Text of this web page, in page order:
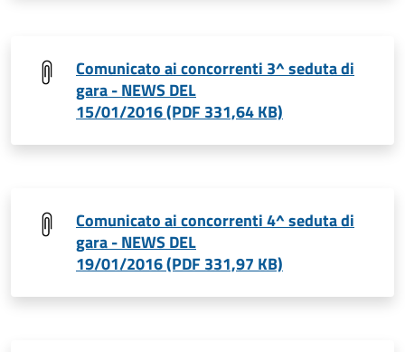
Comunicato ai concorrenti 3^ seduta di
gara - NEWS DEL
15/01/2016 (PDF 331,64 KB)
Comunicato ai concorrenti 4^ seduta di
gara - NEWS DEL
19/01/2016 (PDF 331,97 KB)